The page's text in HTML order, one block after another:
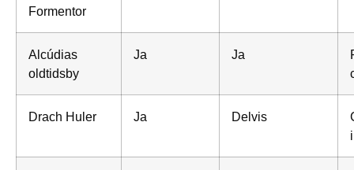
Formentor
Alcúdias
oldtidsby
Ja Ja
Drach Huler Ja Delvis